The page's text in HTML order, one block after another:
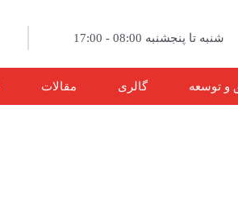
شنبه تا پنجشنبه 08:00 - 17:00
و توسعه گالری مقالات